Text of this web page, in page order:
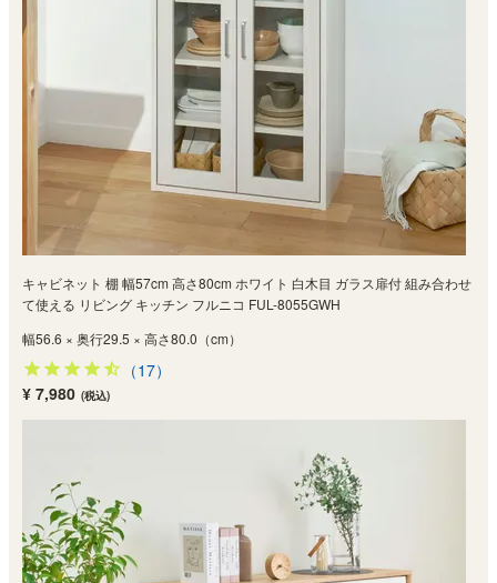
キャビネット 棚 幅57cm 高さ80cm ホワイト 白木目 ガラス扉付 組み合わせ
て使える リビング キッチン フルニコ FUL-8055GWH
幅56.6 × 奥行29.5 × 高さ80.0（cm）
（17）
¥ 7,980 (税込)